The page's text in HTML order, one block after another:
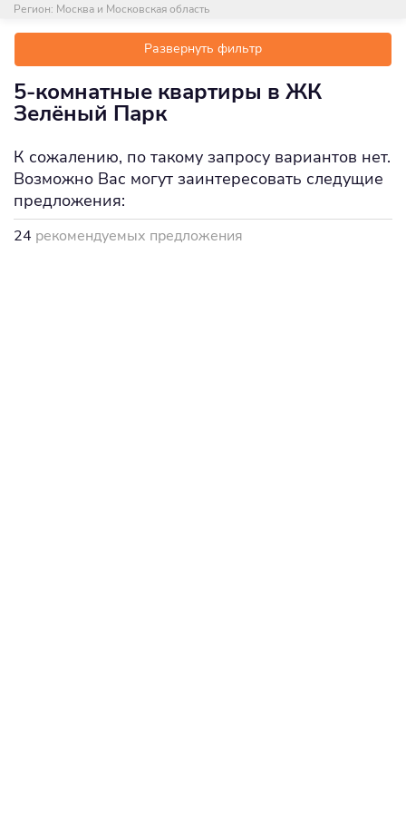
Регион: Москва и Московская область
Развернуть фильтр
5-комнатные квартиры в ЖК
Зелёный Парк
К сожалению, по такому запросу вариантов нет.
Возможно Вас могут заинтересовать следущие
предложения:
24 рекомендуемых предложения